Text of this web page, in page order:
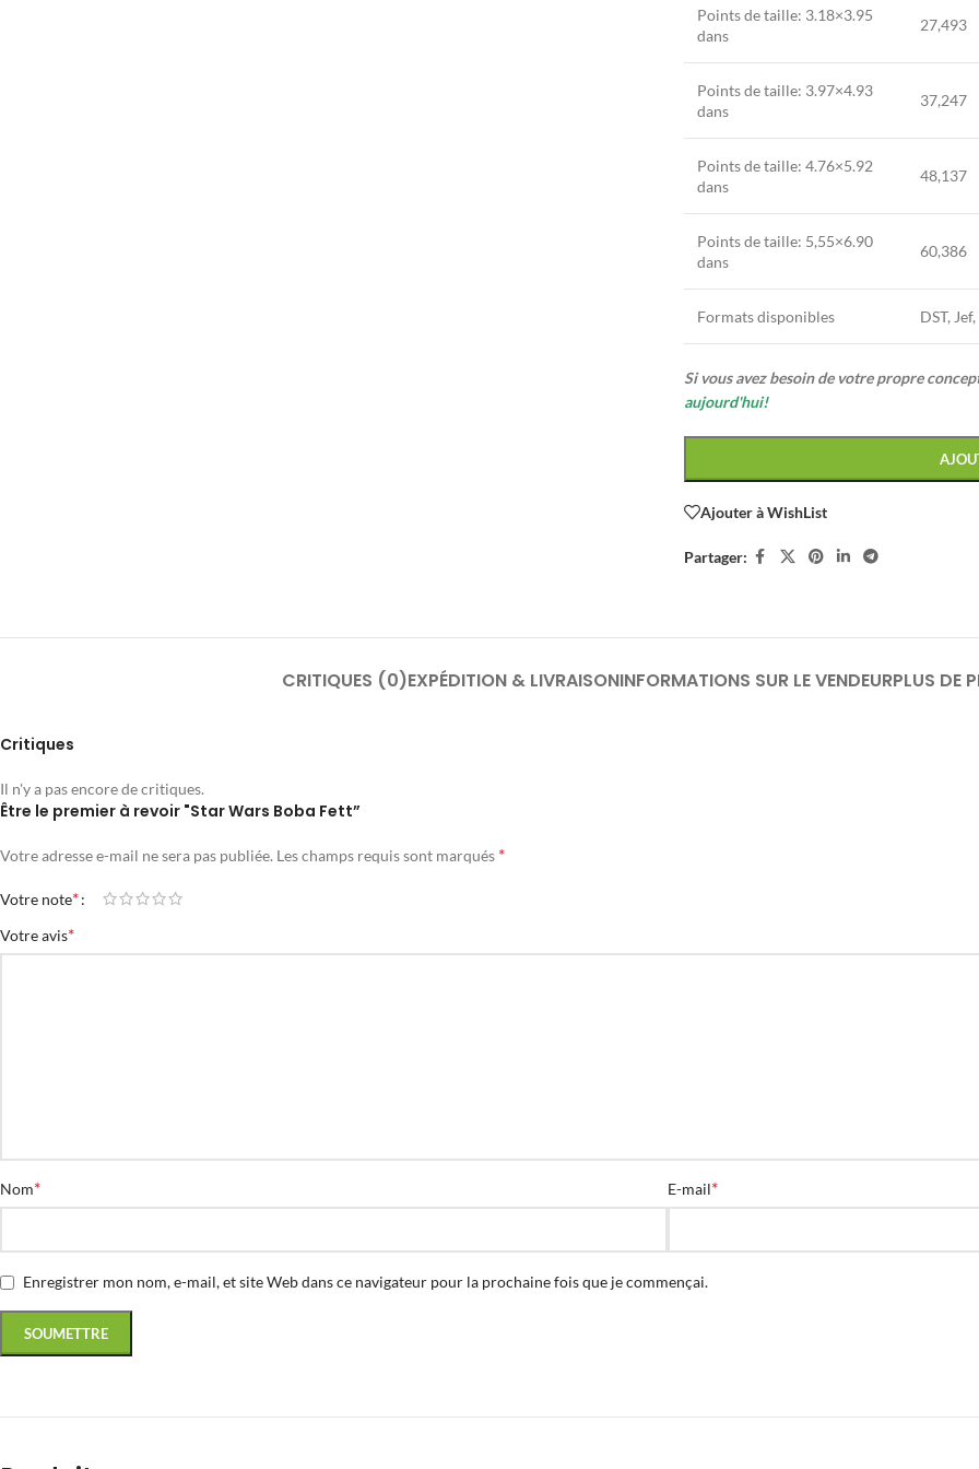
Points de taille: 3.18×3.95
dans
27,493
Points de taille: 3.97×4.93
dans
37,247
Points de taille: 4.76×5.92
dans
48,137
Points de taille: 5,55×6.90
dans
60,386
Formats disponibles DST,
Si vous avez besoin de votre propre
aujourd'hui!
Ajouter à WishList
Partager:
CRITIQUES (0)EXPÉDITION & LIVRAISONINFORMATIONS SUR LE VENDEURPLUS DE
Critiques
Il n'y a pas encore de critiques.
Être le premier à revoir "Star Wars Boba Fett”
Votre adresse e-mail ne sera pas publiée. Les champs requis sont marqués *
Votre note*
Votre avis*
Nom* E-mail*
Enregistrer mon nom, e-mail, et site Web dans ce navigateur pour la prochaine fois que je commençai.